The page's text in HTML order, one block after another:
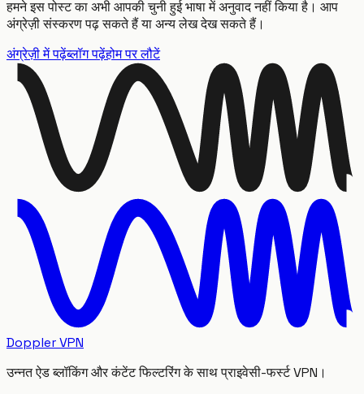
हमने इस पोस्ट का अभी आपकी चुनी हुई भाषा में अनुवाद नहीं किया है। आप
अंग्रेज़ी संस्करण पढ़ सकते हैं या अन्य लेख देख सकते हैं।
अंग्रेज़ी में पढ़ेंब्लॉग पढ़ेंहोम पर लौटें
Doppler VPN
उन्नत ऐड ब्लॉकिंग और कंटेंट फिल्टरिंग के साथ प्राइवेसी-फर्स्ट VPN।